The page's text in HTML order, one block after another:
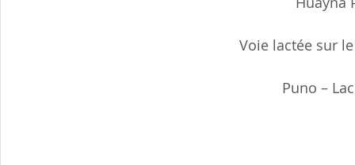
Voie lactée sur
Puno –